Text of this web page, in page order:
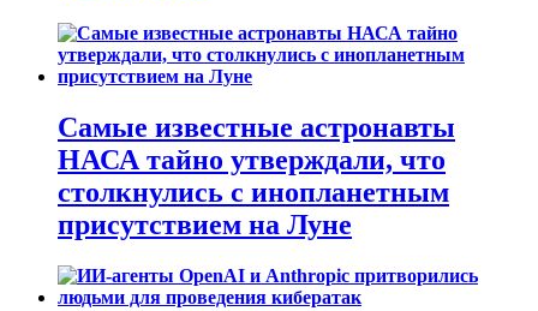
Самые известные астронавты
НАСА тайно утверждали, что
столкнулись с инопланетным
присутствием на Луне